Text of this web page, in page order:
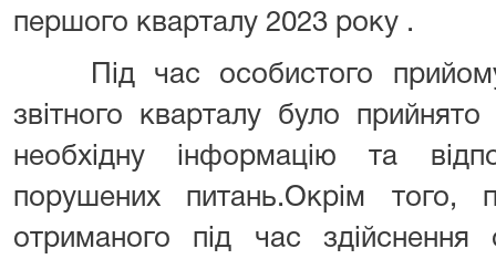
першого кварталу 2023 року .
Під час особистого
звітного кварталу було прийнято
необхідну інформацію та
порушених питань.Окрім того,
отриманого під час